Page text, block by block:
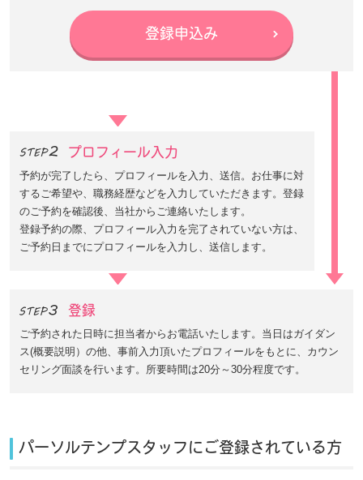
登録申込み
プロフィール入力
予約が完了したら、プロフィールを入力、送信。お仕事に対
するご希望や、職務経歴などを入力していただきます。登録
のご予約を確認後、当社からご連絡いたします。
登録予約の際、プロフィール入力を完了されていない方は、
ご予約日までにプロフィールを入力し、送信します。
登録
ご予約された日時に担当者からお電話いたします。当日はガイダン
ス(概要説明）の他、事前入力頂いたプロフィールをもとに、カウン
セリング面談を行います。所要時間は20分～30分程度です。
パーソルテンプスタッフにご登録されている方